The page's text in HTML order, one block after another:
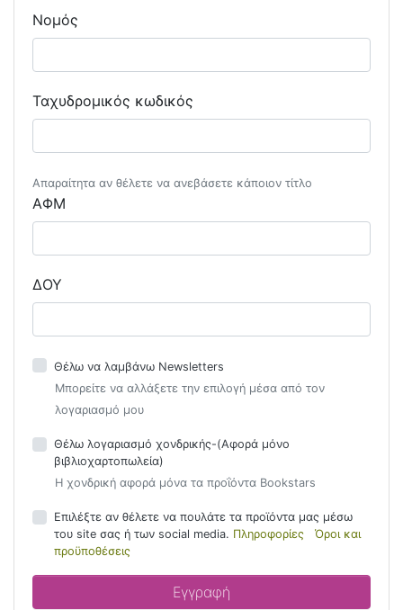
Νομός
Ταχυδρομικός κωδικός
Απαραίτητα αν θέλετε να ανεβάσετε κάποιον τίτλο
ΑΦΜ
ΔΟΥ
Θέλω να λαμβάνω Newsletters
Μπορείτε να αλλάξετε την επιλογή μέσα από τον
λογαριασμό μου
Θέλω λογαριασμό χονδρικής-(Αφορά μόνο
βιβλιοχαρτοπωλεία)
Η χονδρική αφορά μόνα τα προΐόντα Bookstars
Επιλέξτε αν θέλετε να πουλάτε τα προϊόντα μας μέσω
του site σας ή των social media. Πληροφορίες
Όροι και
προϋποθέσεις